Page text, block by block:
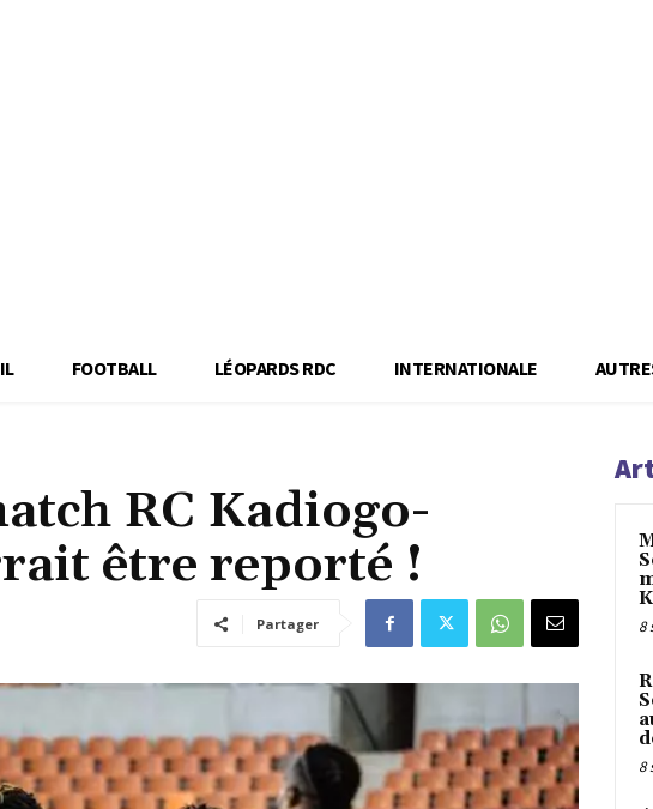
FOOTBALL LÉOPARDS RDC INTERNATIONALE
RC Kadiogo-
être reporté !
Partager 8
8